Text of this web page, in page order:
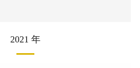
2021 年